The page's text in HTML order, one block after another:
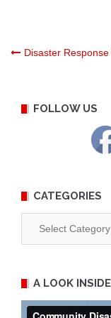
Post
Disaster
FOLLOW US
CATEGORIES
A LOOK